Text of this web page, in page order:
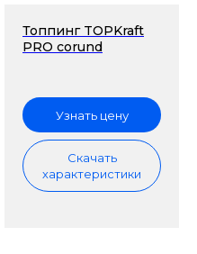
Топпинг TOPKraft
PRO corund
Узнать цену
Скачать
характеристики